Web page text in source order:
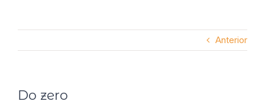
Anterior
Do zero